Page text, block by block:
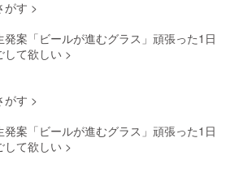
ご使用
品のバ
ラつき
報・仕
様 口径
ｌ 日本
製ソー
愛らし
いデザ
い時
で、全
がす >
発案「ビールが進むグラス」頑張った1日
して欲しい >
がす >
発案「ビールが進むグラス」頑張った1日
して欲しい >